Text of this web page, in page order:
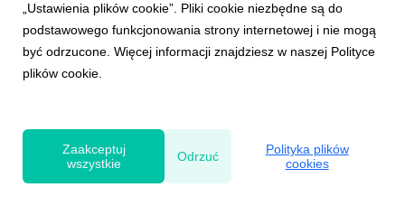
Powered by
„Ustawienia plików cookie”. Pliki cookie niezbędne są do
podstawowego funkcjonowania strony internetowej i nie mogą
być odrzucone. Więcej informacji znajdziesz w naszej Polityce
plików cookie.
Zaakceptuj
wszystkie
Odrzuć
Polityka plików
cookies